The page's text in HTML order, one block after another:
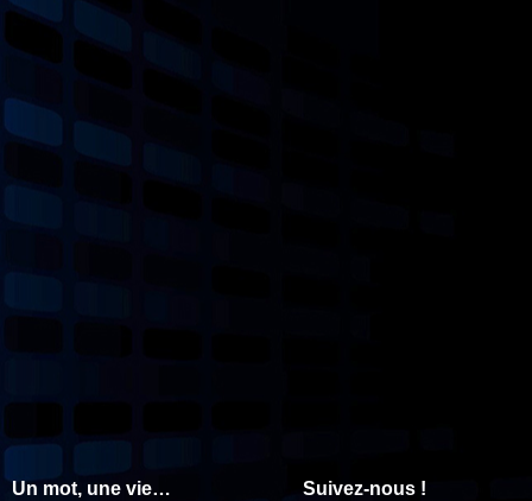
Un mot, une vie… Suivez-nous !